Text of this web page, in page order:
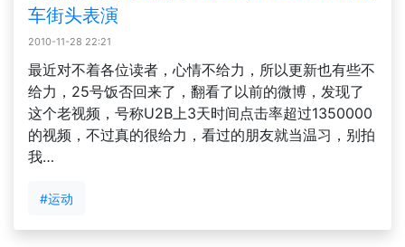
车街头表演
2010-11-28 22:21
最近对不着各位读者，心情不给力，所以更新也有些不
给力，25号饭否回来了，翻看了以前的微博，发现了
这个老视频，号称U2B上3天时间点击率超过1350000
的视频，不过真的很给力，看过的朋友就当温习，别拍
我…
#运动